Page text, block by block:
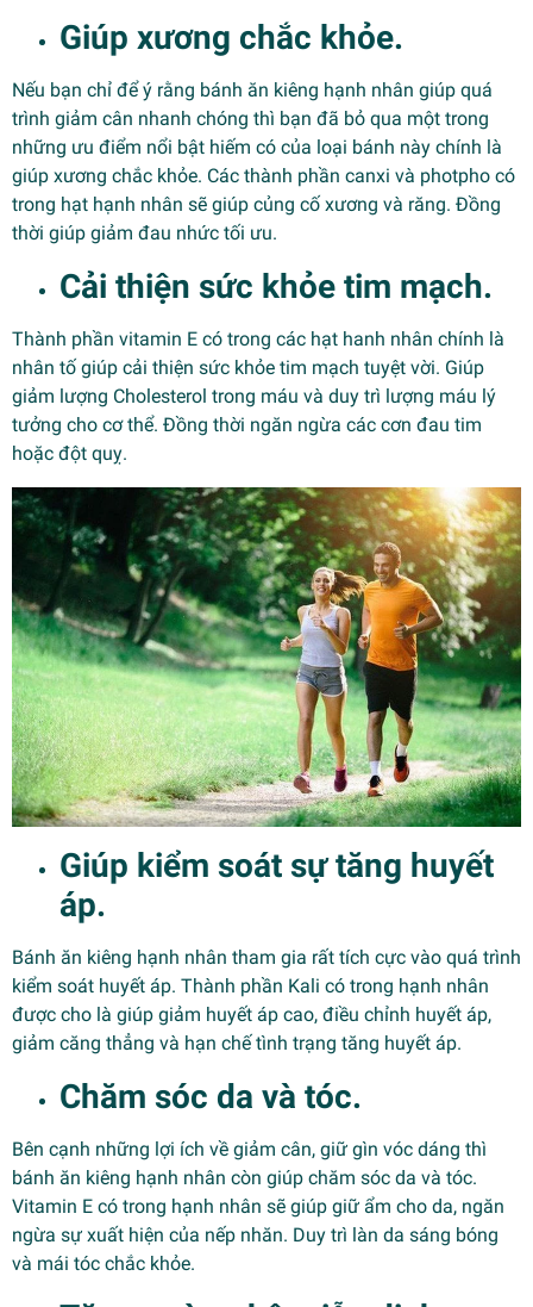
Giúp xương chắc khỏe.
Nếu bạn chỉ để ý rằng bánh ăn kiêng hạnh nhân giúp quá
trình giảm cân nhanh chóng thì bạn đã bỏ qua một trong
những ưu điểm nổi bật hiếm có của loại bánh này chính là
giúp xương chắc khỏe. Các thành phần canxi và photpho có
trong hạt hạnh nhân sẽ giúp củng cố xương và răng. Đồng
thời giúp giảm đau nhức tối ưu.
Cải thiện sức khỏe tim mạch.
Thành phần vitamin E có trong các hạt hanh nhân chính là
nhân tố giúp cải thiện sức khỏe tim mạch tuyệt vời. Giúp
giảm lượng Cholesterol trong máu và duy trì lượng máu lý
tưởng cho cơ thể. Đồng thời ngăn ngừa các cơn đau tim
hoặc đột quỵ.
Giúp kiểm soát sự tăng huyết
áp.
Bánh ăn kiêng hạnh nhân tham gia rất tích cực vào quá trình
kiểm soát huyết áp. Thành phần Kali có trong hạnh nhân
được cho là giúp giảm huyết áp cao, điều chỉnh huyết áp,
giảm căng thẳng và hạn chế tình trạng tăng huyết áp.
Chăm sóc da và tóc.
Bên cạnh những lợi ích về giảm cân, giữ gìn vóc dáng thì
bánh ăn kiêng hạnh nhân còn giúp chăm sóc da và tóc.
Vitamin E có trong hạnh nhân sẽ giúp giữ ẩm cho da, ngăn
ngừa sự xuất hiện của nếp nhăn. Duy trì làn da sáng bóng
và mái tóc chắc khỏe.